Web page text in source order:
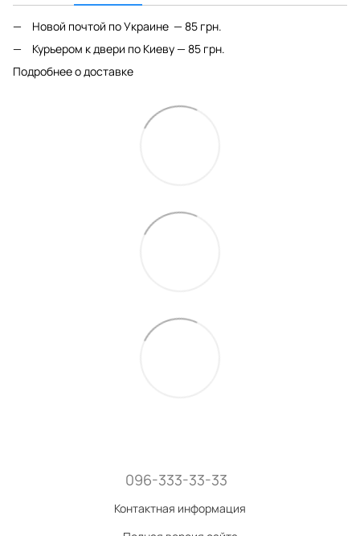
Новой почтой по Украине — 85 грн.
Курьером к двери по Киеву — 85 грн.
Подробнее о доставке
096-333-33-33
Контактная информация